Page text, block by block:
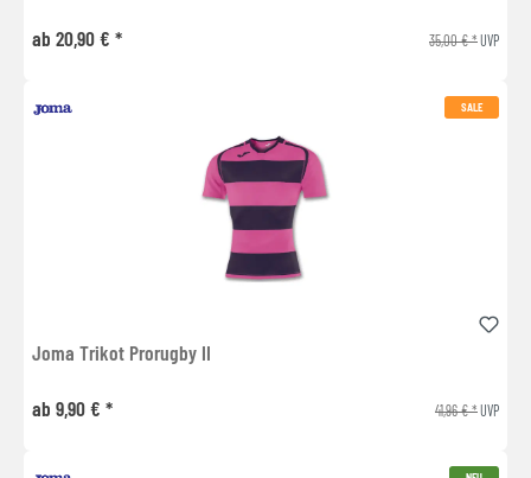
ab 20,90 € * 35,00 € *UVP
SALE
Joma Trikot Prorugby II
ab 9,90 € * 41,96 € *UVP